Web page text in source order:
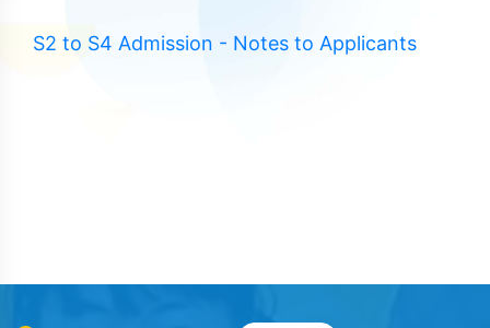
S2 to S4 Admission - Notes to Applicants